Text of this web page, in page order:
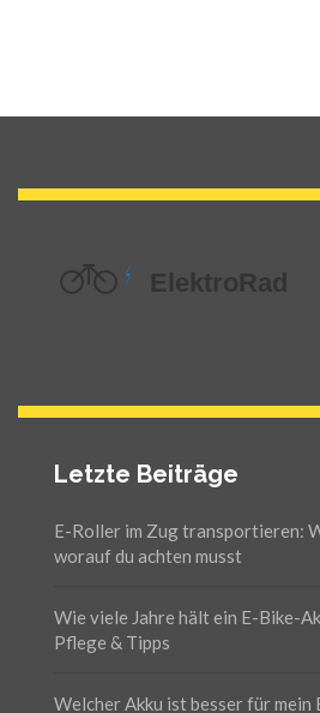
Letzte Beiträge
E-Roller im Zug transportieren:
worauf du achten musst
Wie viele Jahre hält ein E-Bike-
Pflege & Tipps
Welcher Akku ist besser für mein